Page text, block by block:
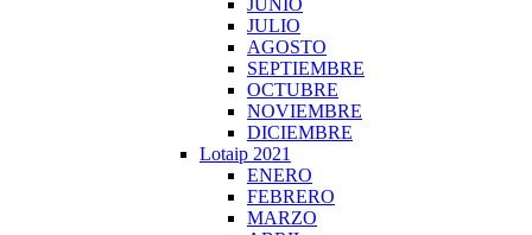
JUNIO
JULIO
AGOSTO
SEPTIEMBRE
OCTUBRE
NOVIEMBRE
DICIEMBRE
Lotaip 2021
ENERO
FEBRERO
MARZO